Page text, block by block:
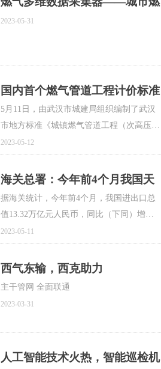
气运营安全检测者
2023-05-31
国内首个燃气管道工程计价标准
正式实施
5月11日，由武汉市城建局组织编制了武汉
市地方标准《城镇燃气管道工程（次高压及
以下）消耗量标准》正式实施。
2023-05-12
海关总署：今年前4个月我国天
然气进口量天然气进口量减价扬
据海关统计，今年前4个月，我国进出口总
值13.32万亿元人民币，同比（下同）增长
5.8%。其中，出口7.67万亿元，增长
10.6%；进口5.65万亿元，增长0.02%；贸易
顺差2.02万亿元，扩大56.7%。按美元计
2023-05-11
西气东输，西克助力
主干管网 全面联通
2023-03-31
人工智能技术火热，智能巡检机